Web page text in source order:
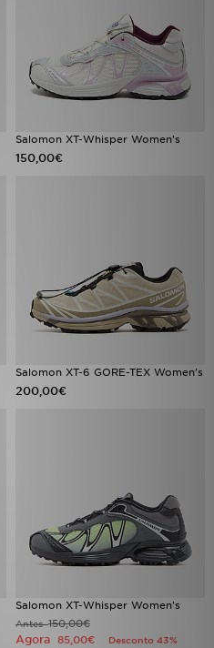
Salomon XT-Whisper Women's
150,00€
Salomon XT-6 GORE-TEX Women's
200,00€
Salomon XT-Whisper Women's
Antes150,00€
Agora 85,00€ Desconto 43%